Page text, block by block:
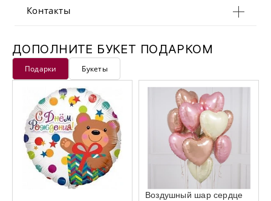
Контакты
ДОПОЛНИТЕ БУКЕТ ПОДАРКОМ
Подарки Букеты
Воздушный шар сердце